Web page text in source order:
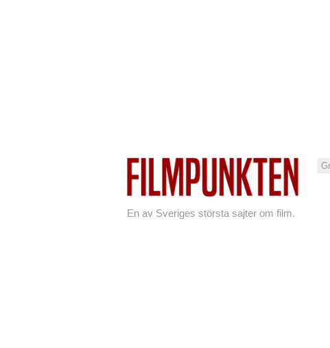
En av Sveriges största sajter om film.